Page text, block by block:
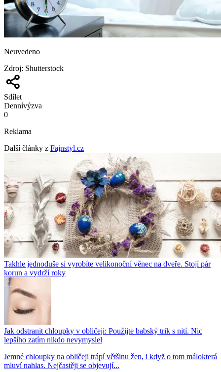
Neuvedeno
Zdroj: Shutterstock
Sdílet
Dennívýzva
0
Reklama
Další články z Fajnstyl.cz
Takhle jednoduše si vyrobíte velikonoční věnec na dveře. Stojí pár
korun a vydrží roky
Jak odstranit chloupky v obličeji: Použijte babský trik s nití. Nic
lepšího zatím nikdo nevymyslel
Jemné chloupky na obličeji trápí většinu žen, i když o tom málokterá
mluví nahlas. Nejčastěji se objevují...